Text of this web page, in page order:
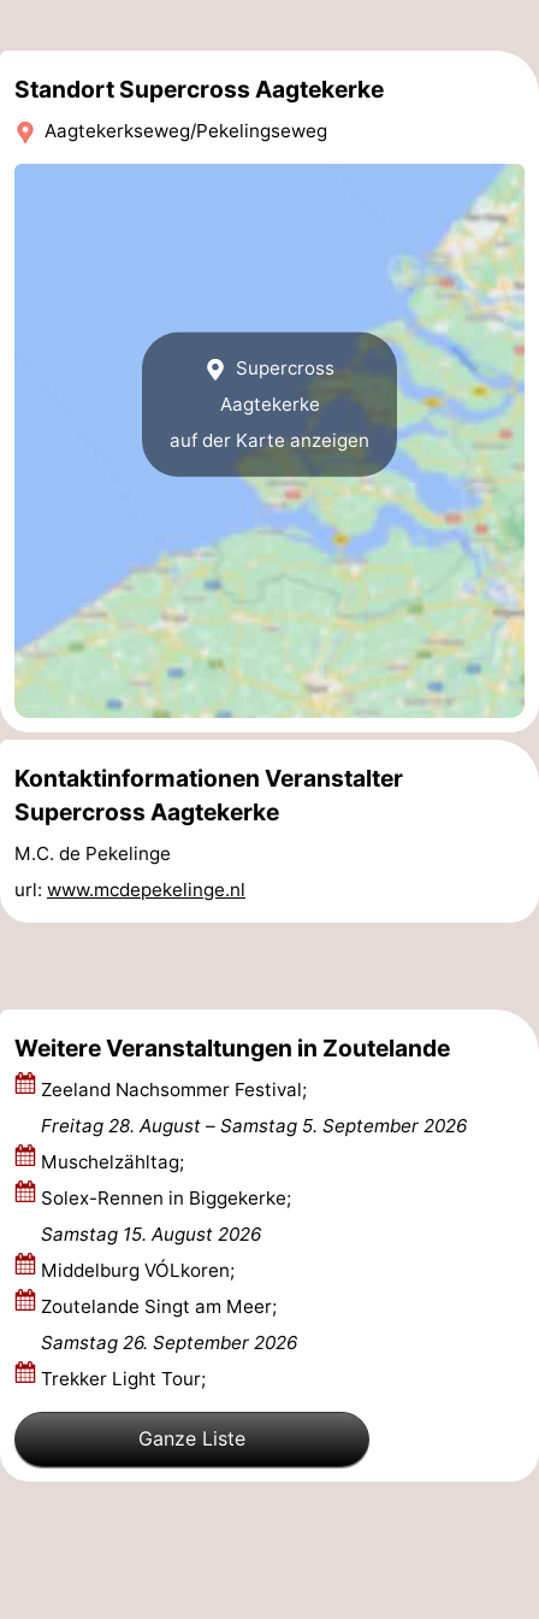
Sportangeln
Essen
und
Veranstaltungen
Adressen
Region
Zeeland
Schouwen-
Duiveland
-
Renesse
-
Brouwershaven
Zierikzee
-
Natur
Oosterschelde
-
Burgh
Haamstede
Natur
Kop
van
Schouwen
Walcheren
Veere
-
Natur
Oranjezon
Oostkapelle
Natur
-
Standort Supercross Aagtekerke
Aagtekerkseweg/Pekelingseweg
Supercross
Aagtekerke
auf der Karte anzeigen
Kontaktinformationen Veranstalter
Supercross Aagtekerke
M.C. de Pekelinge
url: www.mcdepekelinge.nl
Weitere Veranstaltungen in Zoutelande
Zeeland Nachsommer Festival;
Freitag 28. August –
Samstag 5. September 2026
Muschelzähltag;
Solex-Rennen in Biggekerke;
Samstag 15. August 2026
Middelburg VÓLkoren;
Zoutelande Singt am Meer;
Samstag 26. September 2026
Trekker Light Tour;
Ganze Liste